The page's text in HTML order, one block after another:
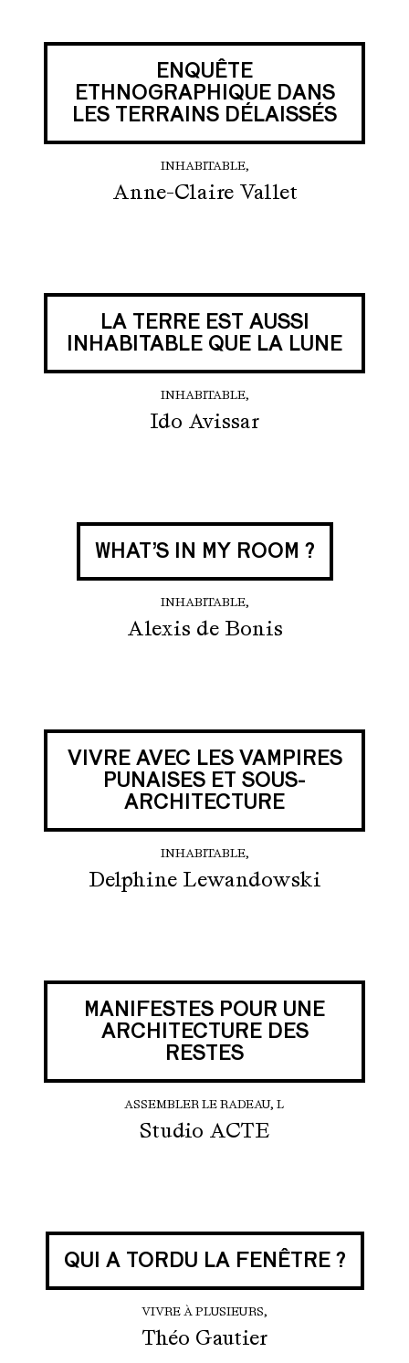
ENQUÊTE
ETHNOGRAPHIQUE DANS
LES TERRAINS DÉLAISSÉS
INHABITABLE,
Anne-Claire Vallet
LA TERRE EST AUSSI
INHABITABLE QUE LA LUNE
INHABITABLE,
Ido Avissar
WHAT’S IN MY ROOM ?
INHABITABLE,
Alexis de Bonis
VIVRE AVEC LES VAMPIRES
PUNAISES ET SOUS-
ARCHITECTURE
INHABITABLE,
Delphine Lewandowski
MANIFESTES POUR UNE
ARCHITECTURE DES
RESTES
ASSEMBLER LE RADEAU, L
Studio ACTE
QUI A TORDU LA FENÊTRE ?
VIVRE À PLUSIEURS,
Théo Gautier